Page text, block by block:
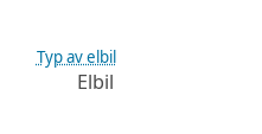
Typ av elbil
Elbil